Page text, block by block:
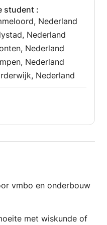
student :
Nederland
Nederland
Nederland
Nederland
Nederland
vmbo en onderbouw
met wiskunde of